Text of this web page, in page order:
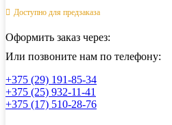
двухветвевые
Доступно для предзаказа
Оформить заказ через:
Или позвоните нам по телефону:
+375 (29) 191-85-34
+375 (25) 932-11-41
+375 (17) 510-28-76